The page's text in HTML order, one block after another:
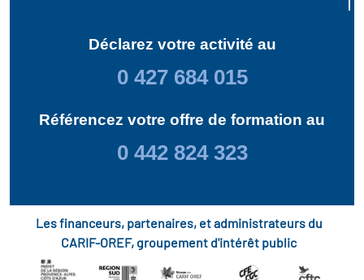
Déclarez votre activité au
0 427 684 015
Référencez votre offre de formation au
0 442 824 323
Les financeurs, partenaires, et administrateurs du
CARIF-OREF, groupement d'intérêt public